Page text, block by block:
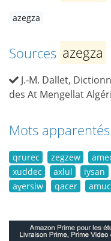
azegza
Sources azegza
J.-M. Dallet,
des At Mengellat
Mots apparentés
qrurec zegzew
xuddec
axlul iysan
aɣersiw
qacer